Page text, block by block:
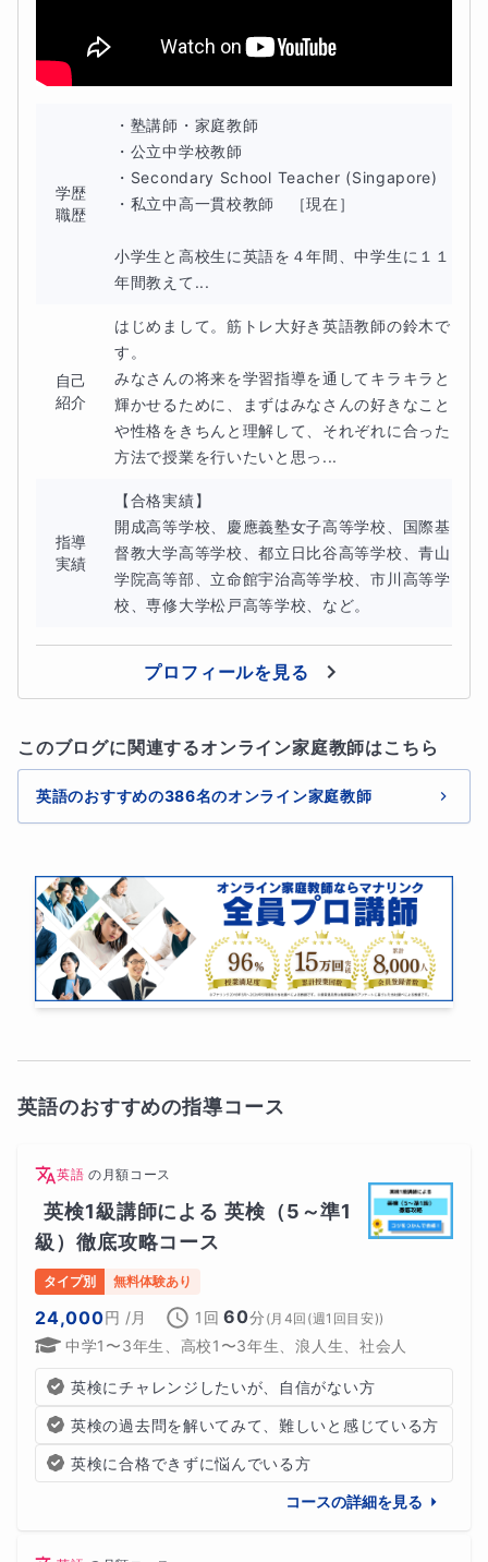
学歴
職歴
・塾講師・家庭教師
・公立中学校教師
・Secondary School Teacher (Singapore)
・私立中高一貫校教師　［現在］
小学生と高校生に英語を４年間、中学生に１１
年間教えて...
自己
紹介
はじめまして。筋トレ大好き英語教師の鈴木で
す。
みなさんの将来を学習指導を通してキラキラと
輝かせるために、まずはみなさんの好きなこと
や性格をきちんと理解して、それぞれに合った
方法で授業を行いたいと思っ...
指導
実績
【合格実績】
開成高等学校、慶應義塾女子高等学校、国際基
督教大学高等学校、都立日比谷高等学校、青山
学院高等部、立命館宇治高等学校、市川高等学
校、専修大学松戸高等学校、など。
プロフィールを見る
このブログに関連するオンライン家庭教師はこちら
英語のおすすめの386名のオンライン家庭教師
英語のおすすめの指導コース
英語 の 月額コース
英検1級講師による 英検（5～準1
級）徹底攻略コース
タイプ別 無料体験あり
24,000円 /月 1回 60分 ( 月4回(週1回目安))
中学1〜3年生、高校1〜3年生、浪人生、社会人
英検にチャレンジしたいが、自信がない方
英検の過去問を解いてみて、難しいと感じている方
英検に合格できずに悩んでいる方
コースの詳細を見る